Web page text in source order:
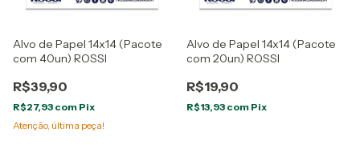
Alvo de Papel 14x14 (Pacote
com 40un) ROSSI
R$39,90
R$27,93 com Pix
Atenção, última peça!
Alvo de Papel 14x14 (Pacote
com 20un) ROSSI
R$19,90
R$13,93 com Pix